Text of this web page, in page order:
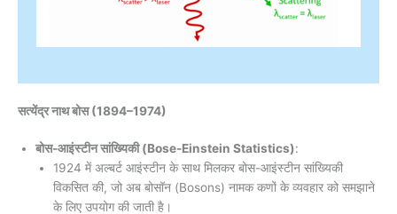
सत्येंद्र नाथ बोस(1894–1974)
बोस-आइंस्टीन सांख्यिकी (Bose-Einstein Statistics):
1924 में अल्बर्ट आइंस्टीन के साथ मिलकर बोस-आइंस्टीन सांख्यिकी
विकसित की, जो अब बोसॉन (Bosons) नामक कणों के व्यवहार को समझाने
के लिए उपयोग की जाती है।